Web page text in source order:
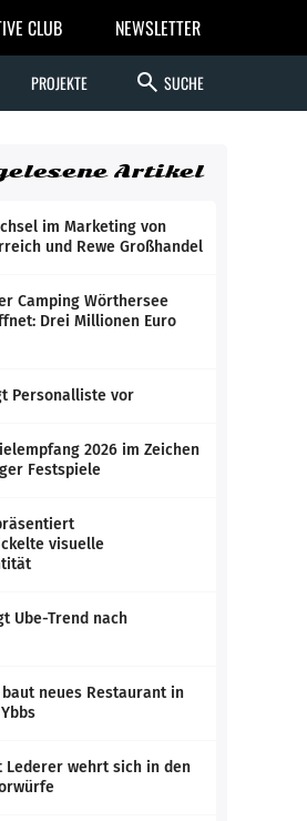
CLUB NEWSLETTER
PROJEKTE search SUCHE
Artikel
im Marketing von
und Rewe Großhandel
Camping Wörthersee
Drei Millionen Euro
Personalliste vor
2026 im Zeichen
Festspiele
visuelle
Ube-Trend nach
baut neues Restaurant in
Lederer wehrt sich in den